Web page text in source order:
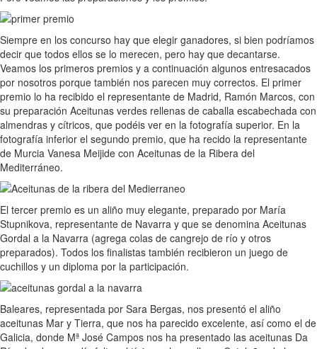
Siempre en los concurso hay que elegir ganadores, si bien podríamos
decir que todos ellos se lo merecen, pero hay que decantarse.
Veamos los primeros premios y a continuación algunos entresacados
por nosotros porque también nos parecen muy correctos. El primer
premio lo ha recibido el representante de Madrid, Ramón Marcos, con
su preparación Aceitunas verdes rellenas de caballa escabechada con
almendras y cítricos, que podéis ver en la fotografía superior. En la
fotografía inferior el segundo premio, que ha recido la representante
de Murcia Vanesa Meijide con Aceitunas de la Ribera del
Mediterráneo.
El tercer premio es un aliño muy elegante, preparado por María
Stupnikova, representante de Navarra y que se denomina Aceitunas
Gordal a la Navarra (agrega colas de cangrejo de río y otros
preparados). Todos los finalistas también recibieron un juego de
cuchillos y un diploma por la participación.
Baleares, representada por Sara Bergas, nos presentó el aliño
aceitunas Mar y Tierra, que nos ha parecido excelente, así como el de
Galicia, donde Mª José Campos nos ha presentado las aceitunas Da